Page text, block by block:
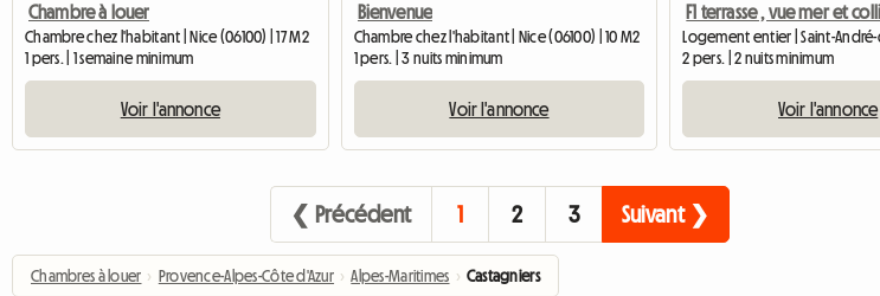
Chambre à louer
Chambre chez l'habitant | Nice (06100) | 17 M2
1 pers. | 1 semaine minimum
Voir l'annonce
Bienvenue
Chambre chez l'habitant | Nice (06100) | 10 M2
1 pers. | 3 nuits minimum
Voir l'annonce
2 pers. | 2 nuits minimum
Voir l'annonce
❮ Précédent 1 2 3 Suivant ❯
Chambres à louer › Provence-Alpes-Côte d'Azur › Alpes-Maritimes › Castagniers